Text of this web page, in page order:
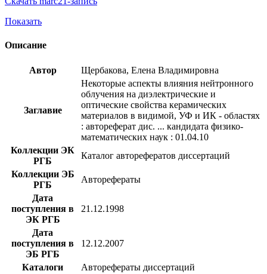
Показать
Описание
Автор Щербакова, Елена Владимировна
Заглавие
Некоторые аспекты влияния нейтронного
облучения на диэлектрические и
оптические свойства керамических
материалов в видимой, УФ и ИК - областях
: автореферат дис. ... кандидата физико-
математических наук : 01.04.10
Коллекции ЭК
РГБ
Каталог авторефератов диссертаций
Коллекции ЭБ
РГБ
Авторефераты
Дата
поступления в
ЭК РГБ
21.12.1998
Дата
поступления в
ЭБ РГБ
12.12.2007
Каталоги
Авторефераты диссертаций